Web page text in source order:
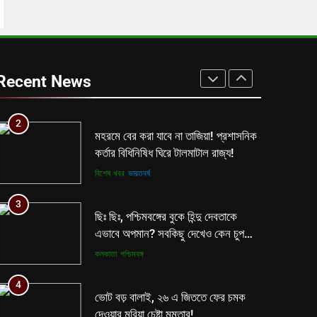
News
শিক্ষা দপ্তরের নয়া সিদ্ধান্ত ঘোষণা হতেই
2
মহরমে বের করা যাবে না তাজিয়া! প্রশাসনিক
কর্তার বিধিনিষিধ ঘিরে টালমাটাল রাজ্য!
বিশেষ খবর ভারতবর্ষ
3
ছিঃ ছিঃ, পশ্চিমবঙ্গের বুকে হিন্দু দেবতাকে
এভাবে অপমান? সবকিছু দেখেও কেন চুপ
মমতা পুলিশ?
কলকাতা পশ্চিমবঙ্গ
4
ভোট বড় বালাই, ২৬ এ জিততে ফের চমক